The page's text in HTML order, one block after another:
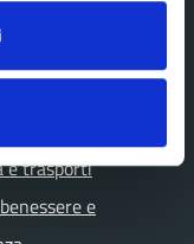
e trasporti
e